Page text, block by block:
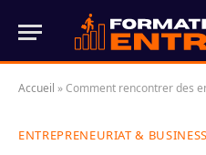
Accueil »Comment rencontrer des entrepreneurs et
ENTREPRENEURIAT & BUSINESS